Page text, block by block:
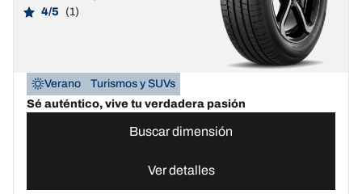
4/5 (1)
Verano
Turismos y SUVs
Sé auténtico, vive tu verdadera pasión
Buscar dimensión
Ver detalles